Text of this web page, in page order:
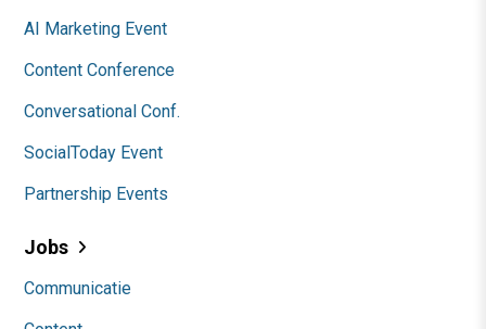
AI Marketing Event
Content Conference
Conversational Conf.
SocialToday Event
Partnership Events
Jobs
Communicatie